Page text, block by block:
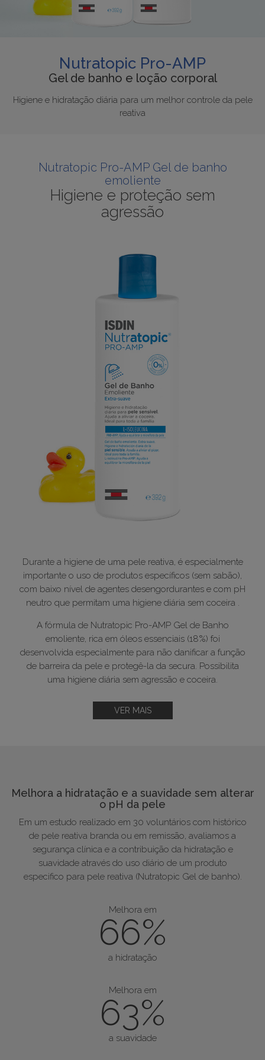
Nutratopic Pro-AMP
Gel de banho e loção corporal
Higiene e hidratação diária para um melhor controle da pele
reativa
Nutratopic Pro-AMP Gel de banho
emoliente
Higiene e proteção sem
agressão
Durante a higiene de uma pele reativa, é especialmente
importante o uso de produtos específicos (sem sabão),
com baixo nível de agentes desengordurantes e com pH
neutro que permitam uma higiene diária sem coceira .
A fórmula de Nutratopic Pro-AMP Gel de Banho
emoliente, rica em óleos essenciais (18%) foi
desenvolvida especialmente para não danificar a função
de barreira da pele e protegê-la da secura. Possibilita
uma higiene diária sem agressão e coceira.
VER MAIS
Melhora a hidratação e a suavidade sem alterar
o pH da pele
Em um estudo realizado em 30 voluntários com histórico
de pele reativa branda ou em remissão, avaliamos a
segurança clínica e a contribuição da hidratação e
suavidade através do uso diário de um produto
especifico para pele reativa (Nutratopic Gel de banho).
Melhora em
66%
a hidratação
Melhora em
63%
a suavidade